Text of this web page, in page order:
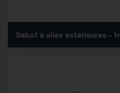
Sabot à ailes extérieures -